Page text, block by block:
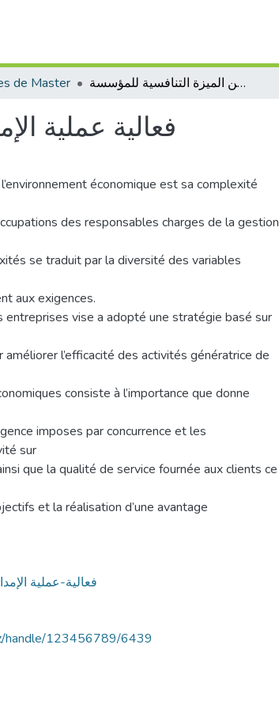
de Master فعالية عملية الإمداد في تحسين الميزة التنافسية للمؤسسة
فعالية عملية
économique est sa complexité
des responsables charges de la gestion
se traduit par la diversité des variables
aux exigences.
vise a adopté une stratégie basé sur
l’efficacité des activités génératrice de
consiste à l’importance que donne
imposes par concurrence et les
sur
que la qualité de service fournée aux clients ce
et la réalisation d’une avantage
فعالية-عملية
handle/123456789/6439